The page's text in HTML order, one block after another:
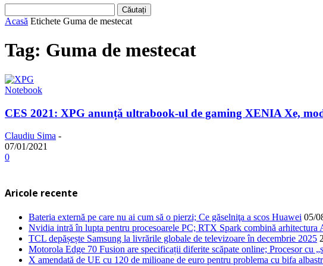
Acasă Etichete Guma de mestecat
Tag: Guma de mestecat
Notebook
CES 2021: XPG anunță ultrabook-ul de gaming XENIA Xe,
Claudiu Sima -
07/01/2021
0
Aricole recente
Bateria externă pe care nu ai cum să o pierzi; Ce găselniţa a scos Huawei 05/
Nvidia intră în lupta pentru procesoarele PC; RTX Spark combină
TCL depășește Samsung la livrările globale de televizoare în decembrie 2025
Motorola Edge 70 Fusion are specificații diferite scăpate online; Procesor cu
X amendată de UE cu 120 de milioane de euro pentru problema cu bifa